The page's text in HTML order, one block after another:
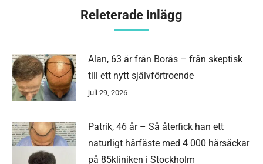
Releterade inlägg
Alan, 63 år från Borås – från skeptisk
till ett nytt självförtroende
juli 29, 2026
Patrik, 46 år – Så återfick han ett
naturligt hårfäste med 4 000 hårsäckar
på 85kliniken i Stockholm